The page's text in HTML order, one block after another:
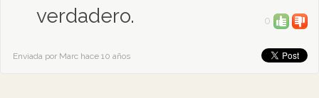
verdadero.
0
Enviada por Marc hace 10 años